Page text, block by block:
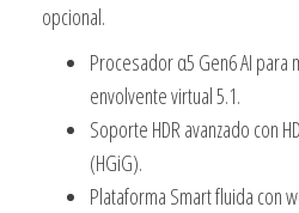
opcional.
Procesador α5 Gen6 AI
envolvente virtual 5.1.
Soporte HDR avanzado con
(HGiG).
Plataforma Smart fluida con